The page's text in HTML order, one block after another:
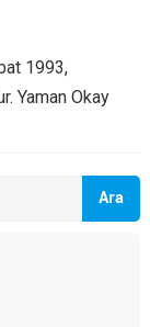
1993,
Yaman Okay
Ara